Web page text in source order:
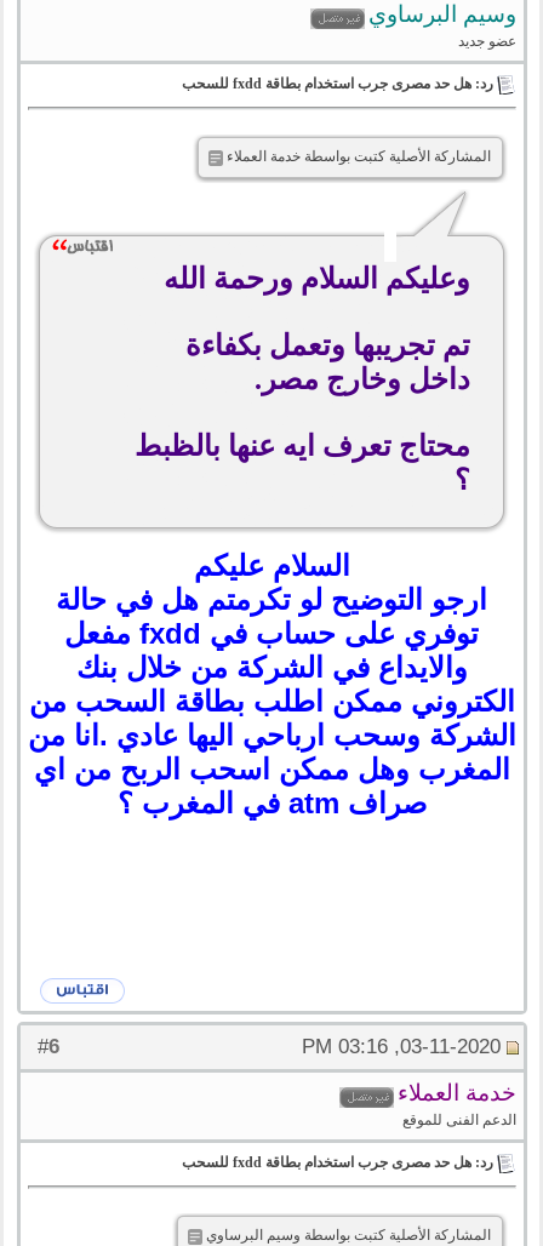
وسيم البرساوي
عضو جديد
رد: هل حد مصرى جرب استخدام بطاقة fxdd للسحب
المشاركة الأصلية كتبت بواسطة خدمة العملاء
وعليكم السلام ورحمة الله
تم تجريبها وتعمل بكفاءة
داخل وخارج مصر.
محتاج تعرف ايه عنها بالظبط
؟
السلام عليكم
ارجو التوضيح لو تكرمتم هل في حالة
توفري على حساب في fxdd مفعل
والايداع في الشركة من خلال بنك
الكتروني ممكن اطلب بطاقة السحب من
الشركة وسحب ارباحي اليها عادي .انا من
المغرب وهل ممكن اسحب الربح من اي
صراف atm في المغرب ؟
#
6 03-11-2020, 03:16 PM
خدمة العملاء
الدعم الفنى للموقع
رد: هل حد مصرى جرب استخدام بطاقة fxdd للسحب
المشاركة الأصلية كتبت بواسطة وسيم البرساوي